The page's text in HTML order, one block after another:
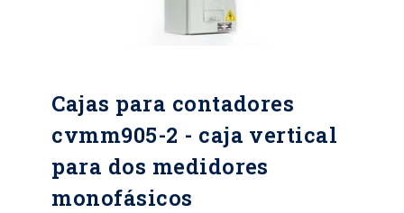
Cajas para contadores
cvmm905-2 - caja vertical
para dos medidores
monofásicos